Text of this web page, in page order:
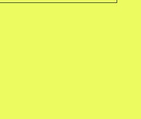
の！
テムを厳選してご紹介しま
が無効となっています。発
ますので、ぜひご覧くださ